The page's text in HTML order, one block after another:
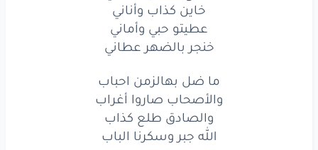
ما تفكر كذبكيقنعني
انكسر الشر وأنا بخير
صعبة ترجعوتخدعني
لاشبيكولا لبيك
الكنزراحمن إيديك
خاين كذاب وأناني
عطيتو حبي وأماني
خنجر بالضهر عطاني
ما ضل بهالزمن احباب
والأصحاب صاروا أغراب
والصادق طلع كذاب
الله جبر وسكرنا الباب